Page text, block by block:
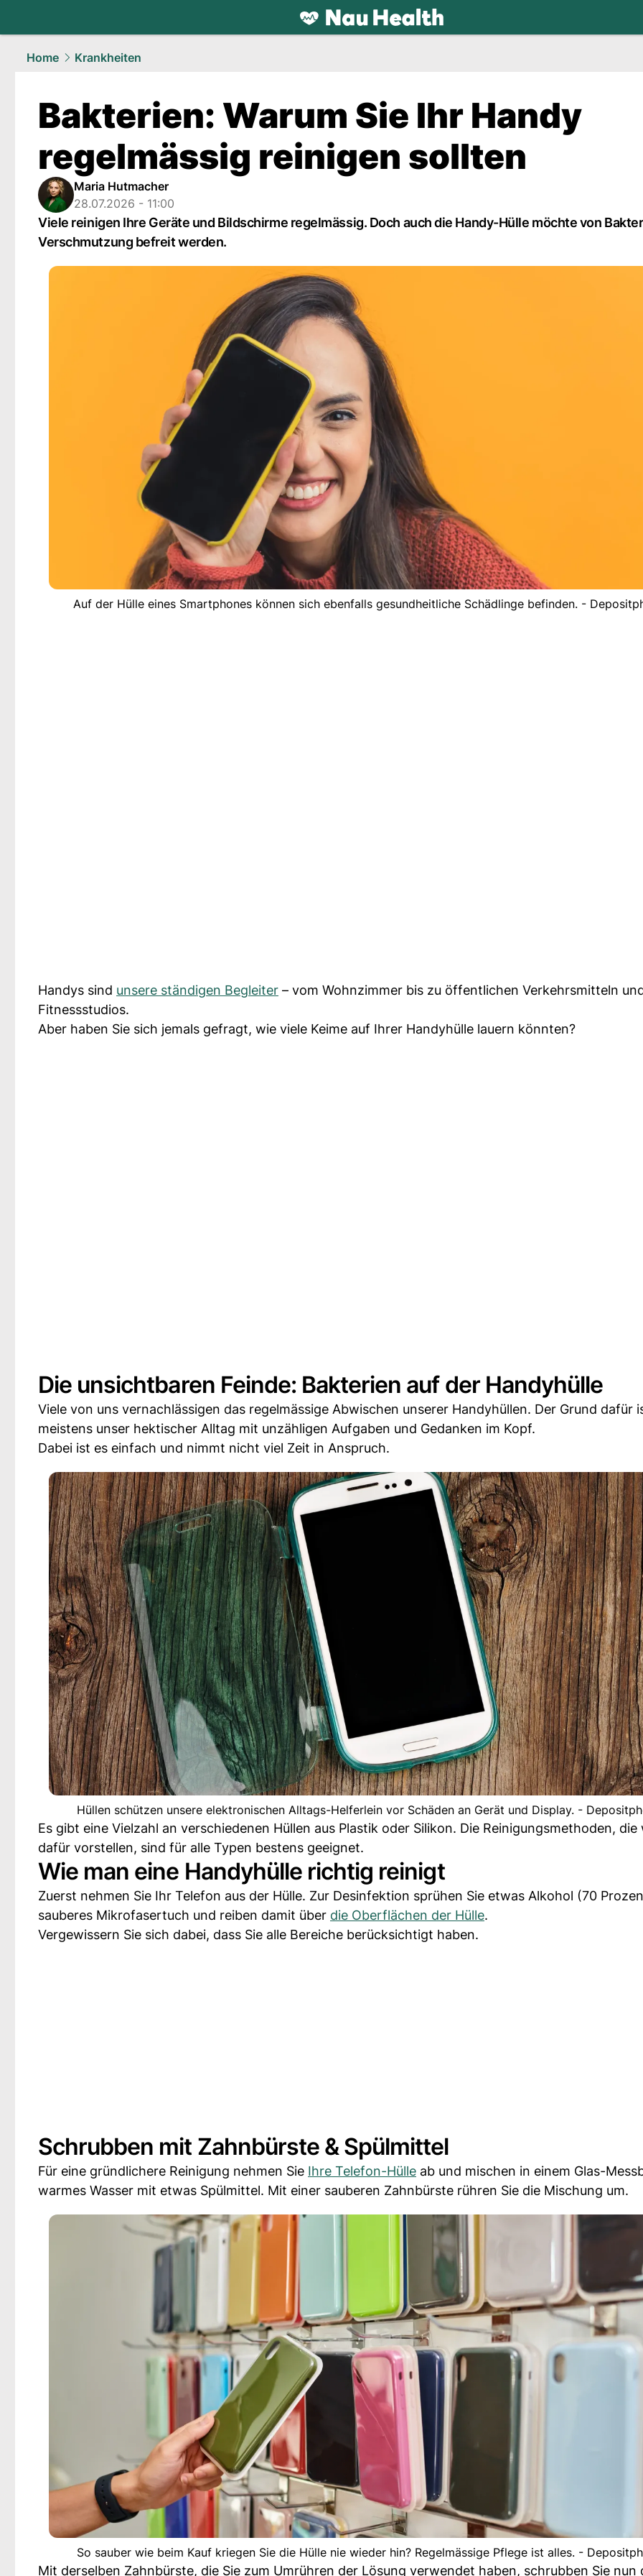
health.NAU.ch
Home
Krankheiten
Bakterien: Warum Sie Ihr Handy
regelmässig reinigen sollten
Maria Hutmacher
28.07.2026 - 11:00
Viele reinigen Ihre Geräte und Bildschirme regelmässig. Doch auch die Handy-Hülle möchte von
Verschmutzung befreit werden.
Auf der Hülle eines Smartphones können sich ebenfalls gesundheitliche Schädlinge befinden. -
Handys sind unsere ständigen Begleiter – vom Wohnzimmer bis zu öffentlichen Verkehrsmitteln
Fitnessstudios.
Aber haben Sie sich jemals gefragt, wie viele Keime auf Ihrer Handyhülle lauern könnten?
Die unsichtbaren Feinde: Bakterien auf der Handyhülle
Viele von uns vernachlässigen das regelmässige Abwischen unserer Handyhüllen. Der Grund dafür
meistens unser hektischer Alltag mit unzähligen Aufgaben und Gedanken im Kopf.
Dabei ist es einfach und nimmt nicht viel Zeit in Anspruch.
Hüllen schützen unsere elektronischen Alltags-Helferlein vor Schäden an Gerät und Display. -
Es gibt eine Vielzahl an verschiedenen Hüllen aus Plastik oder Silikon. Die Reinigungsmethoden, die
dafür vorstellen, sind für alle Typen bestens geeignet.
Wie man eine Handyhülle richtig reinigt
Zuerst nehmen Sie Ihr Telefon aus der Hülle. Zur Desinfektion sprühen Sie etwas Alkohol (70
sauberes Mikrofasertuch und reiben damit über die Oberflächen der Hülle.
Vergewissern Sie sich dabei, dass Sie alle Bereiche berücksichtigt haben.
Schrubben mit Zahnbürste & Spülmittel
Für eine gründlichere Reinigung nehmen Sie Ihre Telefon-Hülle ab und mischen in einem Glas-
warmes Wasser mit etwas Spülmittel. Mit einer sauberen Zahnbürste rühren Sie die Mischung um.
So sauber wie beim Kauf kriegen Sie die Hülle nie wieder hin? Regelmässige Pflege ist alles. -
Mit derselben Zahnbürste, die Sie zum Umrühren der Lösung verwendet haben, schrubben Sie nun